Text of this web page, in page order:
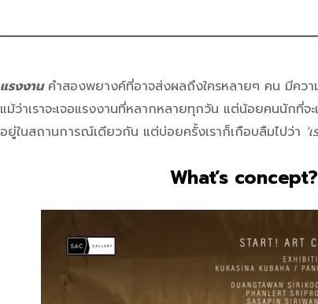
แรงงานคำสองพยางค์ที่อาจส่งผลถึงใครหลายๆ คน มีคว
แม้ว่าเราจะเจอแรงงานที่หลากหลายทุกวัน แต่น้อยคนนักที่จ
อยู่ในสถานการณ์เดียวกัน แต่บ่อยครั้งเราก็เกือบลืมไปว่า ‘
What’s